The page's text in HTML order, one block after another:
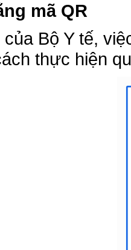
mã QR
Bộ Y tế,
thực hiện